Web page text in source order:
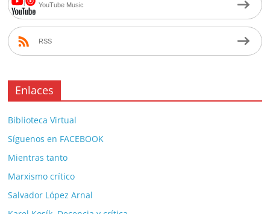
YouTube Music
RSS
Enlaces
Biblioteca Virtual
Síguenos en FACEBOOK
Mientras tanto
Marxismo crítico
Salvador López Arnal